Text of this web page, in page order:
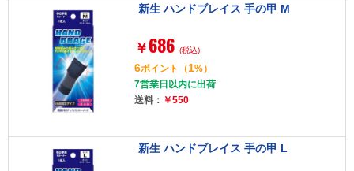
新生 ハンドブレイス 手の甲 M
￥ 686 (税込)
6ポイント （1%）
7営業日以内に出荷
送料： ￥550
新生 ハンドブレイス 手の甲 L